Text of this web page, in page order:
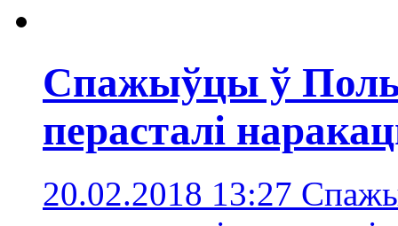
Спажыўцы ў
перасталі
20.02.2018 13:27